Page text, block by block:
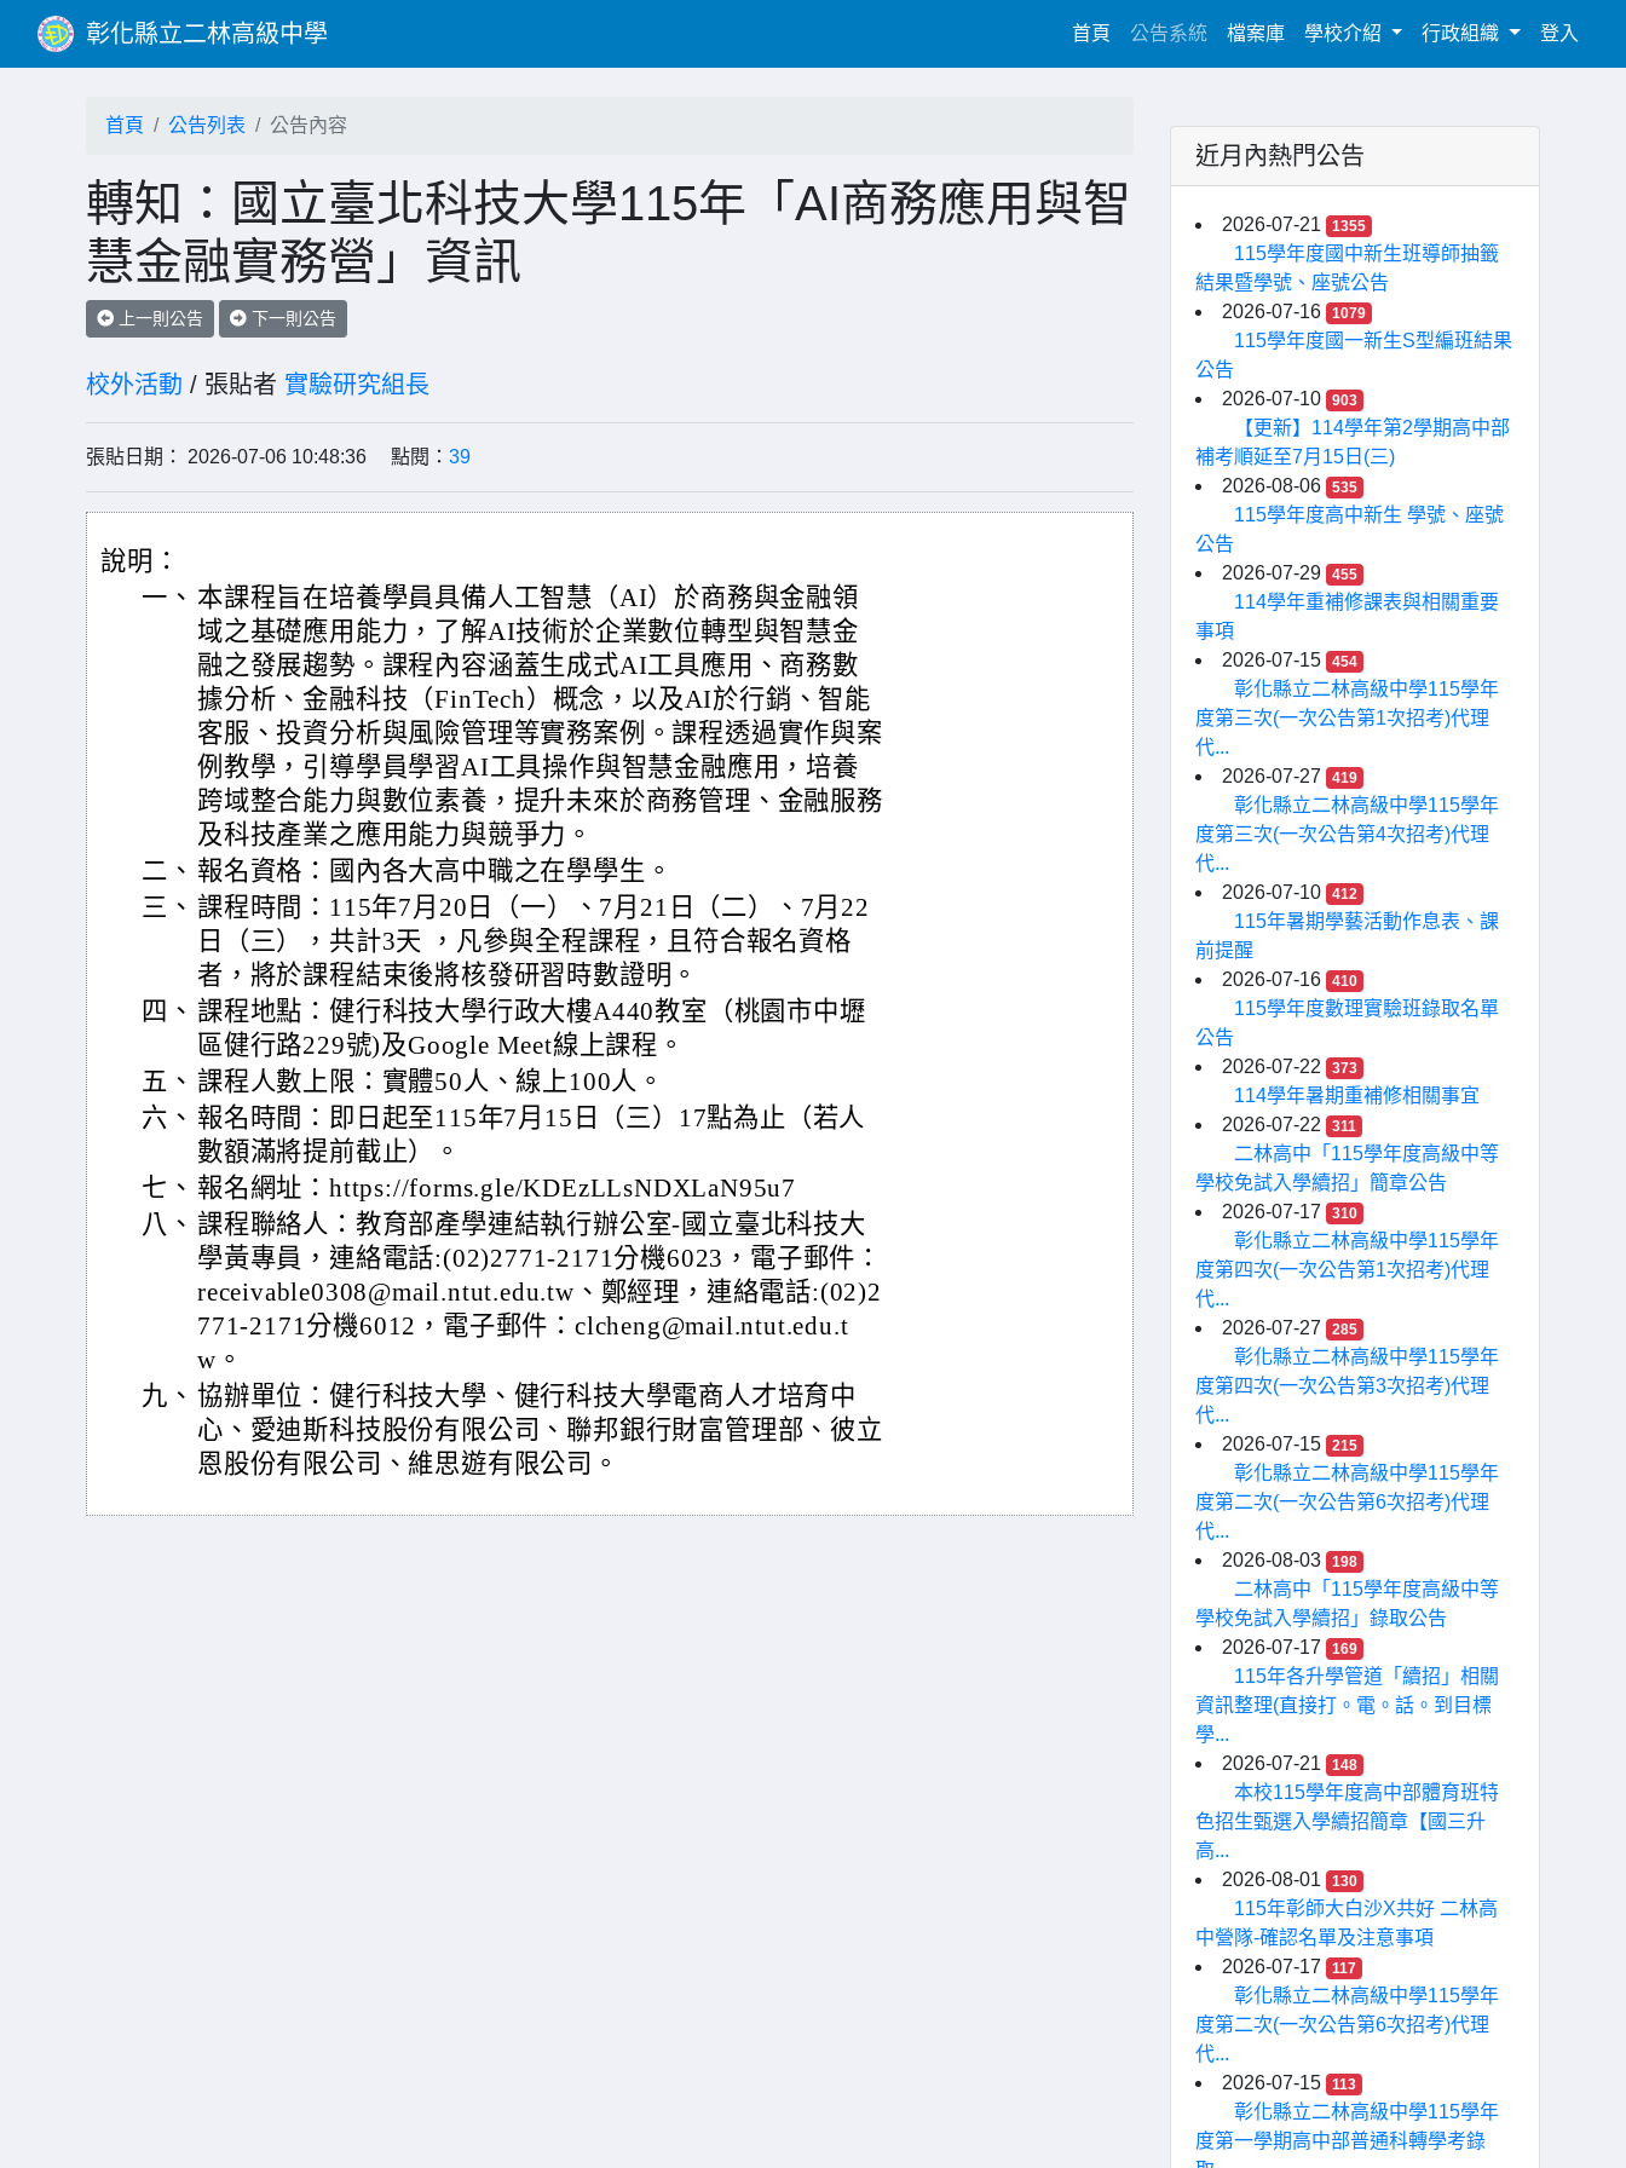
彰化縣立二林高級中學 首頁(current)
公告系統 檔案庫 學校介紹 行政組織 登入
首頁 公告列表 公告內容
轉知：國立臺北科技大學115年「AI商務應用與智
慧金融實務營」資訊
上一則公告 下一則公告
校外活動 / 張貼者 實驗研究組長
張貼日期： 2026-07-06 10:48:36 點閱： 39
說明：
一、 本課程旨在培養學員具備人工智慧（AI）於商務與金融領
域之基礎應用能力，了解AI技術於企業數位轉型與智慧金
融之發展趨勢。課程內容涵蓋生成式AI工具應用、商務數
據分析、金融科技（FinTech）概念，以及AI於行銷、智能
客服、投資分析與風險管理等實務案例。課程透過實作與案
例教學，引導學員學習AI工具操作與智慧金融應用，培養
跨域整合能力與數位素養，提升未來於商務管理、金融服務
及科技產業之應用能力與競爭力。
二、 報名資格：國內各大高中職之在學學生。
三、 課程時間：115年7月20日（一）、7月21日（二）、7月22
日（三），共計3天 ，凡參與全程課程，且符合報名資格
者，將於課程結束後將核發研習時數證明。
四、 課程地點：健行科技大學行政大樓A440教室（桃園市中壢
區健行路229號)及Google Meet線上課程。
五、 課程人數上限：實體50人、線上100人。
六、 報名時間：即日起至115年7月15日（三）17點為止（若人
數額滿將提前截止）。
七、 報名網址：https://forms.gle/KDEzLLsNDXLaN95u7
八、 課程聯絡人：教育部產學連結執行辦公室-國立臺北科技大
學黃專員，連絡電話:(02)2771-2171分機6023，電子郵件：
receivable0308@mail.ntut.edu.tw、鄭經理，連絡電話:(02)2
771-2171分機6012，電子郵件：clcheng@mail.ntut.edu.t
w。
九、 協辦單位：健行科技大學、健行科技大學電商人才培育中
心、愛迪斯科技股份有限公司、聯邦銀行財富管理部、彼立
恩股份有限公司、維思遊有限公司。
近月內熱門公告
2026-07-21 1355
115學年度國中新生班導師抽籤
結果暨學號、座號公告
2026-07-16
1079
115學年度國一新生S型編班結果
公告
2026-07-10
903
【更新】114學年第2學期高中部
補考順延至7月15日(三)
2026-08-06
535
115學年度高中新生 學號、座號
公告
2026-07-29
455
114學年重補修課表與相關重要
事項
2026-07-15
454
彰化縣立二林高級中學115學年
度第三次(一次公告第1次招考)代理
代...
2026-07-27
419
彰化縣立二林高級中學115學年
度第三次(一次公告第4次招考)代理
代...
2026-07-10
412
115年暑期學藝活動作息表、課
前提醒
2026-07-16
410
115學年度數理實驗班錄取名單
公告
2026-07-22
373
114學年暑期重補修相關事宜
2026-07-22
311
二林高中「115學年度高級中等
學校免試入學續招」簡章公告
2026-07-17
310
彰化縣立二林高級中學115學年
度第四次(一次公告第1次招考)代理
代...
2026-07-27
285
彰化縣立二林高級中學115學年
度第四次(一次公告第3次招考)代理
代...
2026-07-15
215
彰化縣立二林高級中學115學年
度第二次(一次公告第6次招考)代理
代...
2026-08-03
198
二林高中「115學年度高級中等
學校免試入學續招」錄取公告
2026-07-17
169
115年各升學管道「續招」相關
資訊整理(直接打。電。話。到目標
學...
2026-07-21
148
本校115學年度高中部體育班特
色招生甄選入學續招簡章【國三升
高...
2026-08-01
130
115年彰師大白沙X共好 二林高
中營隊-確認名單及注意事項
2026-07-17
117
彰化縣立二林高級中學115學年
度第二次(一次公告第6次招考)代理
代...
2026-07-15
113
彰化縣立二林高級中學115學年
度第一學期高中部普通科轉學考錄